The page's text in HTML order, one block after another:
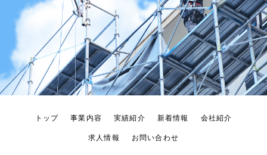
トップ 事業内容 実績紹介 新着情報 会社紹介
求人情報 お問い合わせ